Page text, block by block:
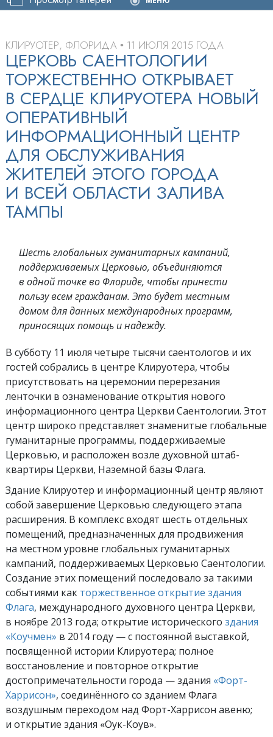
КЛИРУОТЕР, ФЛОРИДА • 11 ИЮЛЯ 2015 ГОДА
ЦЕРКОВЬ САЕНТОЛОГИИ
ТОРЖЕСТВЕННО ОТКРЫВАЕТ
В СЕРДЦЕ КЛИРУОТЕРА НОВЫЙ
ОПЕРАТИВНЫЙ
ИНФОРМАЦИОННЫЙ ЦЕНТР
ДЛЯ ОБСЛУЖИВАНИЯ
ЖИТЕЛЕЙ ЭТОГО ГОРОДА
И ВСЕЙ ОБЛАСТИ ЗАЛИВА
ТАМПЫ
Шесть глобальных гуманитарных кампаний,
поддерживаемых Церковью, объединяются
в одной точке во Флориде, чтобы принести
пользу всем гражданам. Это будет местным
домом для данных международных программ,
приносящих помощь и надежду.
В субботу 11 июля четыре тысячи саентологов и их
гостей собрались в центре Клируотера, чтобы
присутствовать на церемонии перерезания
ленточки в ознаменование открытия нового
информационного центра Церкви Саентологии. Этот
центр широко представляет знаменитые глобальные
гуманитарные программы, поддерживаемые
Церковью, и расположен возле духовной штаб-
квартиры Церкви, Наземной базы Флага.
Здание Клируотер и информационный центр являют
собой завершение Церковью следующего этапа
расширения. В комплекс входят шесть отдельных
помещений, предназначенных для продвижения
на местном уровне глобальных гуманитарных
кампаний, поддерживаемых Церковью Саентологии.
Создание этих помещений последовало за такими
событиями как торжественное открытие здания
Флага, международного духовного центра Церкви,
в ноябре 2013 года; открытие исторического здания
«Коучмен» в 2014 году — с постоянной выставкой,
посвященной истории Клируотера; полное
восстановление и повторное открытие
достопримечательности города — здания «Форт-
Харрисон», соединённого со зданием Флага
воздушным переходом над Форт-Харрисон авеню;
и открытие здания «Оук-Коув».